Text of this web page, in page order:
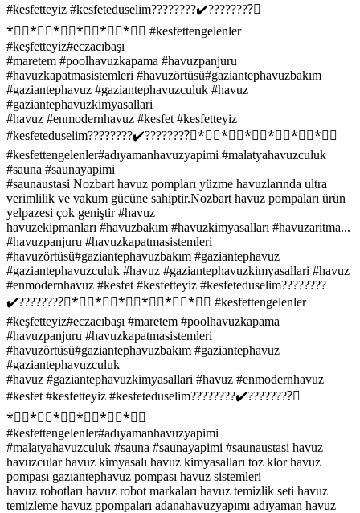
#kesfetteyiz #kesfeteduselim????????✔️????????⃣
*⃣⃣*⃣⃣*⃣⃣*⃣⃣*⃣⃣*⃣⃣ #kesfettengelenler
#keşfetteyiz#eczacıbaşı
#maretem #poolhavuzkapama #havuzpanjuru
#havuzkapatmasistemleri #havuzörtüsü#gaziantephavuzbakım
#gaziantephavuz #gaziantephavuzculuk #havuz
#gaziantephavuzkimyasallari
#havuz #enmodernhavuz #kesfet #kesfetteyiz
#kesfeteduselim????????✔️????????⃣*⃣⃣*⃣⃣*⃣⃣*⃣⃣*⃣⃣*⃣⃣
#kesfettengelenler#adıyamanhavuzyapimi #malatyahavuzculuk
#sauna #saunayapimi
#saunaustasi Nozbart havuz pompları yüzme havuzlarında ultra
verimlilik ve vakum gücüne sahiptir.Nozbart havuz pompaları ürün
yelpazesi çok geniştir #havuz
havuzekipmanları #havuzbakım #havuzkimyasalları #havuzaritma...
#havuzpanjuru #havuzkapatmasistemleri
#havuzörtüsü#gaziantephavuzbakım #gaziantephavuz
#gaziantephavuzculuk #havuz #gaziantephavuzkimyasallari #havuz
#enmodernhavuz #kesfet #kesfetteyiz #kesfeteduselim????????
✔️????????⃣*⃣⃣*⃣⃣*⃣⃣*⃣⃣*⃣⃣*⃣⃣ #kesfettengelenler
#keşfetteyiz#eczacıbaşı #maretem #poolhavuzkapama
#havuzpanjuru #havuzkapatmasistemleri
#havuzörtüsü#gaziantephavuzbakım #gaziantephavuz
#gaziantephavuzculuk
#havuz #gaziantephavuzkimyasallari #havuz #enmodernhavuz
#kesfet #kesfetteyiz #kesfeteduselim????????✔️????????⃣
*⃣⃣*⃣⃣*⃣⃣*⃣⃣*⃣⃣*⃣⃣
#kesfettengelenler#adıyamanhavuzyapimi
#malatyahavuzculuk #sauna #saunayapimi #saunaustasi havuz
havuzcular havuz kimyasalı havuz kimyasalları toz klor havuz
pompası gazıantephavuz pompası havuz sistemleri
havuz robotları havuz robot markaları havuz temizlik seti havuz
temizleme havuz ppompaları adanahavuzyapımı adıyaman havuz